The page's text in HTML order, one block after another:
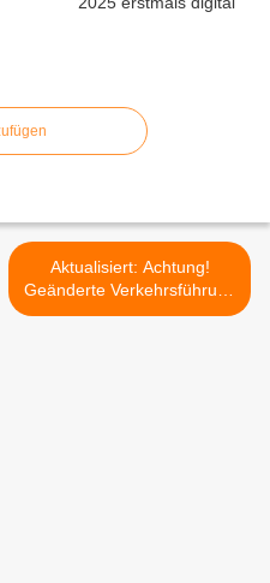
Aktualisiert: Achtung!
Geänderte Verkehrsführung
im Kreuzungsbereich WÜ 3